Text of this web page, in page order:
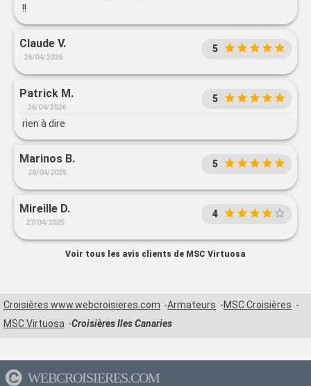
!!
Claude V.
26/04/2026
5
Patrick M.
26/04/2026
5
rien à dire
Marinos B.
28/04/2025
5
Mireille D.
27/04/2025
4
Voir tous les avis clients de MSC Virtuosa
Croisières www.webcroisieres.com Armateurs
MSC Croisières
MSC Virtuosa
Croisières Iles Canaries
WEBCROISIERES.COM